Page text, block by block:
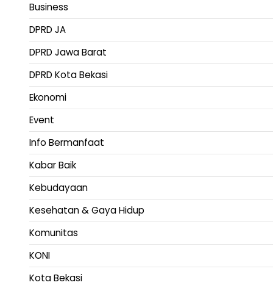
Business
DPRD JA
DPRD Jawa Barat
DPRD Kota Bekasi
Ekonomi
Event
Info Bermanfaat
Kabar Baik
Kebudayaan
Kesehatan & Gaya Hidup
Komunitas
KONI
Kota Bekasi